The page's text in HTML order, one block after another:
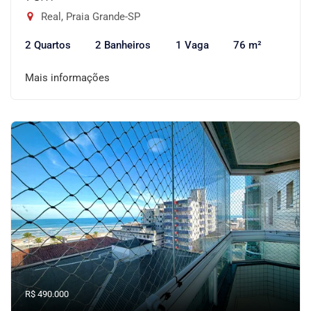
Real, Praia Grande-SP
2 Quartos 2 Banheiros 1 Vaga 76 m²
Mais informações
R$ 490.000